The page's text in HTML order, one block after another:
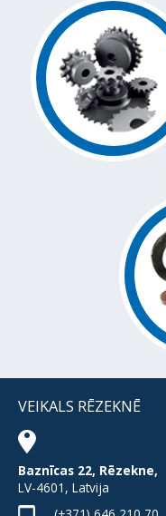
VEIKALS RĒZEKNĒ
Baznīcas 22, Rēzekne,
LV-4601, Latvija